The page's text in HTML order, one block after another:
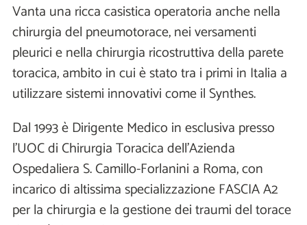
Vanta una ricca casistica operatoria anche nella
chirurgia del pneumotorace, nei versamenti
pleurici e nella chirurgia ricostruttiva della parete
toracica, ambito in cui è stato tra i primi in Italia a
utilizzare sistemi innovativi come il Synthes.
Dal 1993 è Dirigente Medico in esclusiva presso
l’UOC di Chirurgia Toracica dell’Azienda
Ospedaliera S. Camillo-Forlanini a Roma, con
incarico di altissima specializzazione FASCIA A2
per la chirurgia e la gestione dei traumi del torace